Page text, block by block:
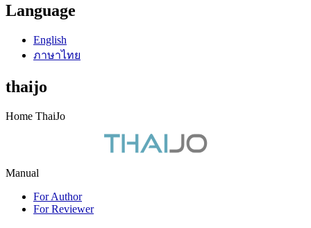
Language
English
ภาษาไทย
thaijo
Home ThaiJo
Manual
For Author
For Reviewer